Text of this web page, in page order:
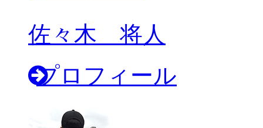
佐々木 将人
プロフィール